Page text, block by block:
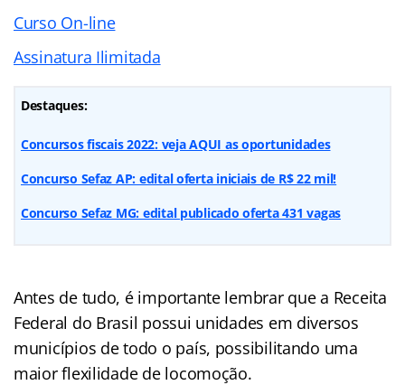
Curso On-line
Assinatura Ilimitada
Destaques:
Concursos fiscais 2022: veja AQUI as oportunidades
Concurso Sefaz AP: edital oferta iniciais de R$ 22 mil!
Concurso Sefaz MG: edital publicado oferta 431 vagas
Antes de tudo, é importante lembrar que a Receita
Federal do Brasil possui unidades em diversos
municípios de todo o país, possibilitando uma
maior flexilidade de locomoção.